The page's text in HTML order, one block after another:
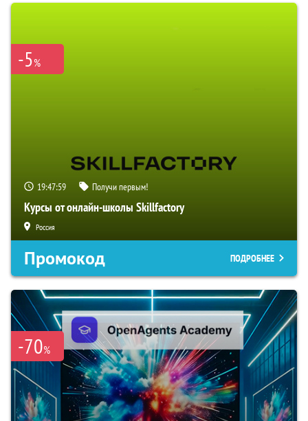
-5%
19:47:58 Получи первым!
Курсы от онлайн-школы Skillfactory
Россия
Промокод ПОДРОБНЕЕ
-70%